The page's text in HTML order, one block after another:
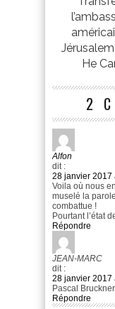
He
2
Alfon
dit :
28 janvier 2017
Voila où nous
muselé la
combattue !
Pourtant l’état
Répondre
JEAN-MARC
dit :
28 janvier 2017
Pascal
Répondre